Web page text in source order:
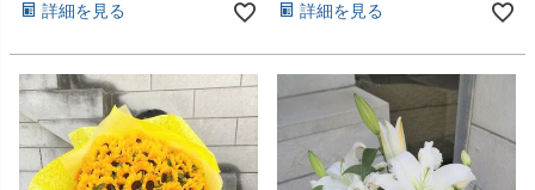
詳細を見る 詳細を見る